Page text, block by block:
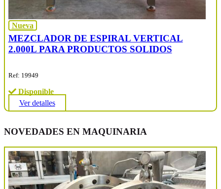
Nueva
MEZCLADOR DE ESPIRAL VERTICAL
2.000L PARA PRODUCTOS SOLIDOS
Ref: 19949
Disponible
Ver detalles
NOVEDADES EN MAQUINARIA